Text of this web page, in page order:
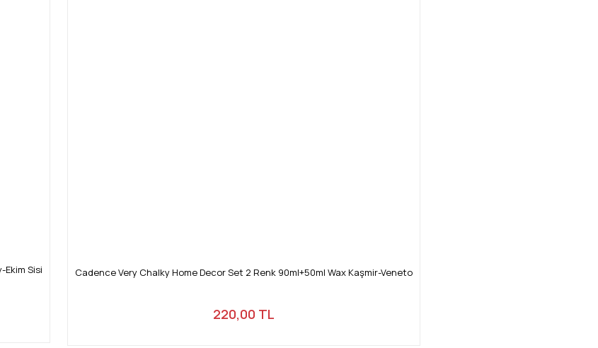
Ekim Sisi Cadence Very Chalky Home Decor Set 2 Renk 90ml+50ml Wax Kaşmir-Veneto
220,00 TL